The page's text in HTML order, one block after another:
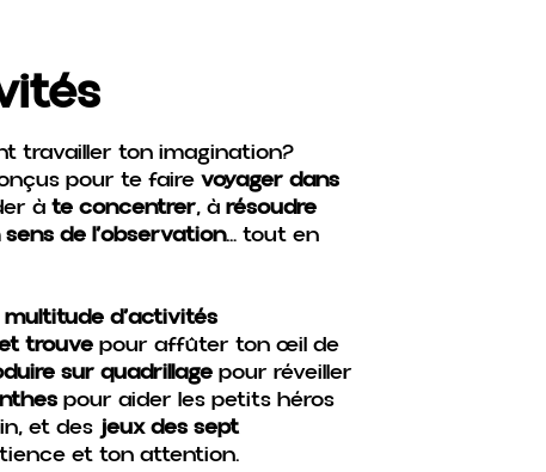
travailler ton imagination?
pour te fairevoyager dans
àte concentrer, à résoudre
de l’observation… tout en
multitude d’activités
trouvepour affûter ton œil de
sur quadrillagepour réveiller
pour aider les petits héros
et des jeux des sept
et ton attention.